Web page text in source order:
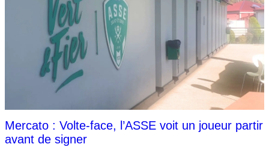
Mercato : Volte-face, l’ASSE voit un joueur partir
avant de signer